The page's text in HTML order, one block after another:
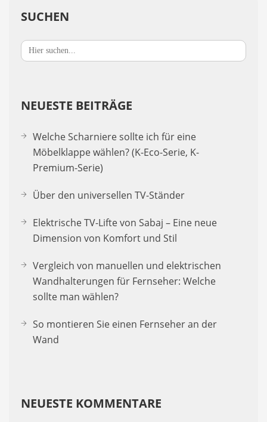
SUCHEN
Search
for:
NEUESTE BEITRÄGE
Welche Scharniere sollte ich für eine
Möbelklappe wählen? (K-Eco-Serie, K-
Premium-Serie)
Über den universellen TV-Ständer
Elektrische TV-Lifte von Sabaj – Eine neue
Dimension von Komfort und Stil
Vergleich von manuellen und elektrischen
Wandhalterungen für Fernseher: Welche
sollte man wählen?
So montieren Sie einen Fernseher an der
Wand
NEUESTE KOMMENTARE